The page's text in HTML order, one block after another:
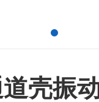
壳振